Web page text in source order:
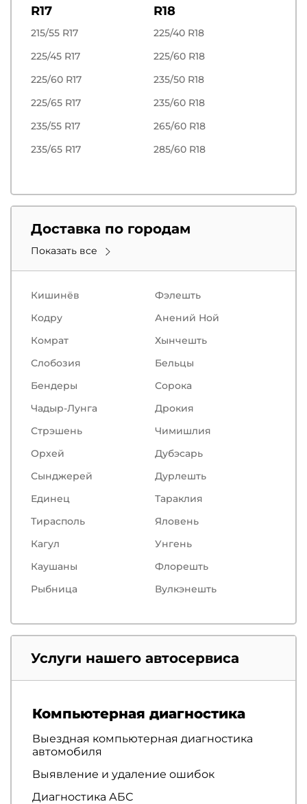
R17
215/55 R17
225/45 R17
225/60 R17
225/65 R17
235/55 R17
235/65 R17
R18
225/40 R18
225/60 R18
235/50 R18
235/60 R18
265/60 R18
285/60 R18
Доставка по городам
Показать все
Кишинёв
Фэлешть
Кодру
Анений Ной
Комрат
Хынчешть
Слобозия
Бельцы
Бендеры
Сорокa
Чадыр-Лунга
Дрокия
Стрэшень
Чимишлия
Орхей
Дубэсарь
Сынджерей
Дурлешть
Единец
Тараклия
Тирасполь
Яловень
Кагул
Унгень
Каушаны
Флорешть
Рыбница
Вулкэнешть
Услуги нашего автосервиса
Компьютерная диагностика
Выездная компьютерная диагностика
автомобиля
Выявление и удаление ошибок
Диагностика АБС